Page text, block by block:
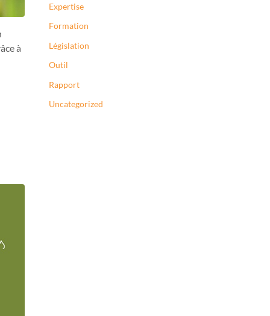
à
Expertise
Formation
Législation
Outil
Rapport
Uncategorized